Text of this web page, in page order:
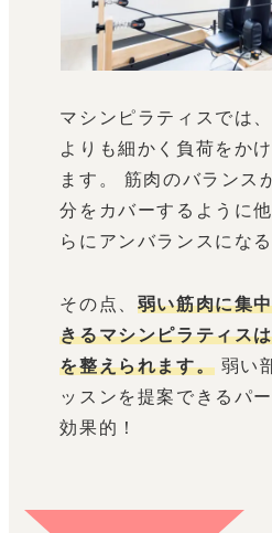
マシンピラティスでは
よりも細かく負荷をか
ます。 筋肉のバランス
分をカバーするように
らにアンバランスになる
その点、 弱い筋肉に集
きるマシンピラティス
を整えられます。 弱い
ッスンを提案できるパ
効果的！